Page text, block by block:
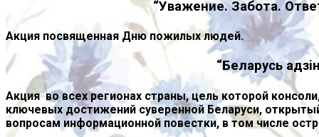
“Уважение. Забота.
Акция посвященная Дню пожилых людей.
“Беларусь
Акция во всех регионах страны, цель которой
ключевых достижений суверенной Беларуси,
вопросам информационной повестки, в том числе